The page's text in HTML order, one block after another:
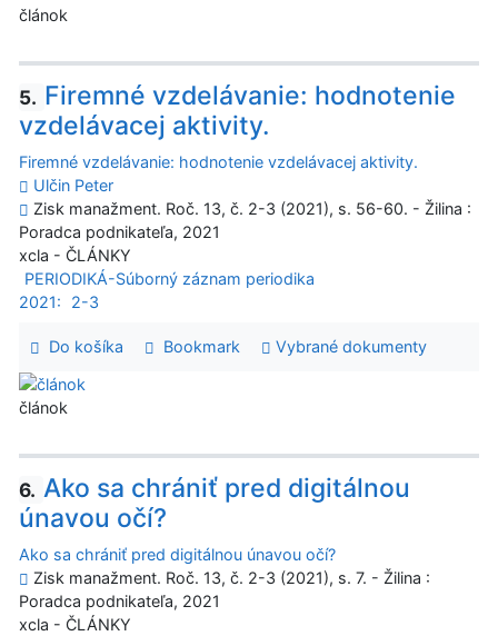
článok
5. Firemné vzdelávanie: hodnotenie
vzdelávacej aktivity.
Firemné vzdelávanie: hodnotenie vzdelávacej aktivity.
Ulčin Peter
Zisk manažment. Roč. 13, č. 2-3 (2021), s. 56-60. - Žilina :
Poradca podnikateľa, 2021
xcla - ČLÁNKY
PERIODIKÁ-Súborný záznam periodika
2021:
2-3
Do košíka Bookmark Vybrané dokumenty
článok
6. Ako sa chrániť pred digitálnou
únavou očí?
Ako sa chrániť pred digitálnou únavou očí?
Zisk manažment. Roč. 13, č. 2-3 (2021), s. 7. - Žilina :
Poradca podnikateľa, 2021
xcla - ČLÁNKY